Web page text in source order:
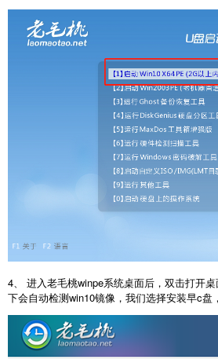
4、 进入老毛桃winpe系统桌面后，双击打开
下会自动检测win10镜像，我们选择安装早c盘